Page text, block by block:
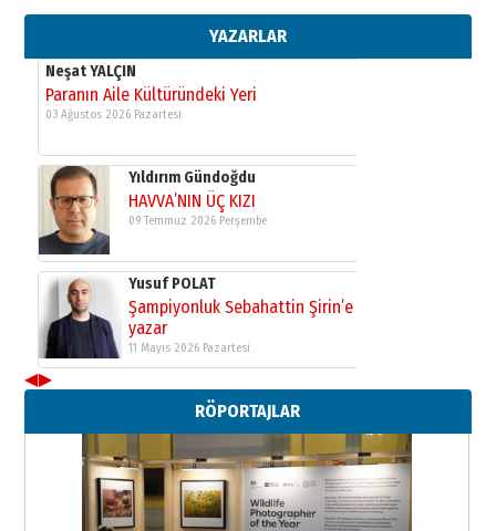
YAZARLAR
11 Mayıs 2026 Pazartesi
Neşat YALÇIN
Paranın Aile Kültüründeki Yeri
03 Ağustos 2026 Pazartesi
Yıldırım Gündoğdu
HAVVA’NIN ÜÇ KIZI
09 Temmuz 2026 Perşembe
Yusuf POLAT
Şampiyonluk Sebahattin Şirin’e
yazar
11 Mayıs 2026 Pazartesi
Neşat YALÇIN
Paranın Aile Kültüründeki Yeri
03 Ağustos 2026 Pazartesi
Yıldırım Gündoğdu
HAVVA’NIN ÜÇ KIZI
◀▶
RÖPORTAJLAR